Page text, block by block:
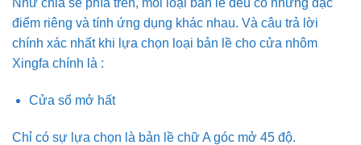
Như chia sẻ phía trên, mỗi loại bản lề đều có những đặc
điểm riêng và tính ứng dụng khác nhau. Và câu trả lời
chính xác nhất khi lựa chọn loại bản lề cho cửa nhôm
Xingfa chính là :
Cửa sổ mở hất
Chỉ có sự lựa chọn là bản lề chữ A góc mở 45 độ.